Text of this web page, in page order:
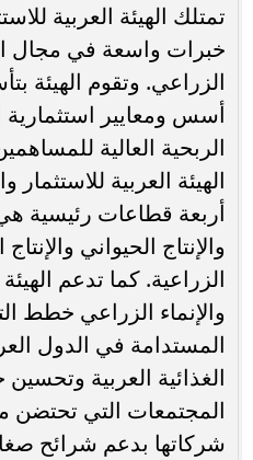
تمتلك الهيئة العربية
خبرات واسعة في مجال
الزراعي. وتقوم الهيئة
أسس ومعايير استثمارية
الربحية العالية
الهيئة العربية للاستثمار
أربعة قطاعات رئيسية
والإنتاج الحيواني
الزراعية. كما تدعم الهيئة
والإنماء الزراعي خطط
المستدامة في الدول
الغذائية العربية
المجتمعات التي تحتضن
شركاتها بدعم شرائح